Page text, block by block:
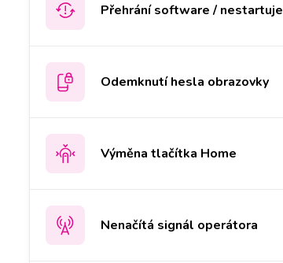
Přehrání software / nestartuje
Odemknutí hesla obrazovky
Výměna tlačítka Home
Nenačítá signál operátora